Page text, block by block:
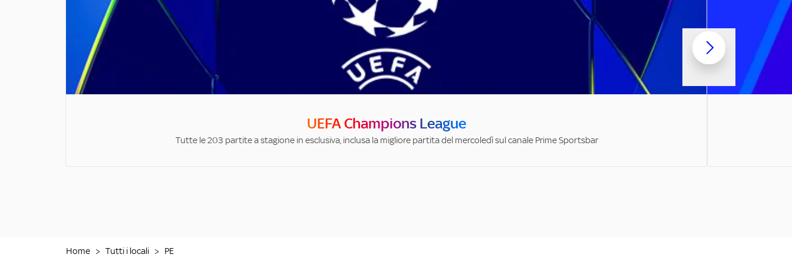
UEFA Champions League
Tutte le 203 partite a stagione in esclusiva, inclusa la migliore partita del mercoledì sul canale Prime Sportsbar
Home > Tutti i locali > PE